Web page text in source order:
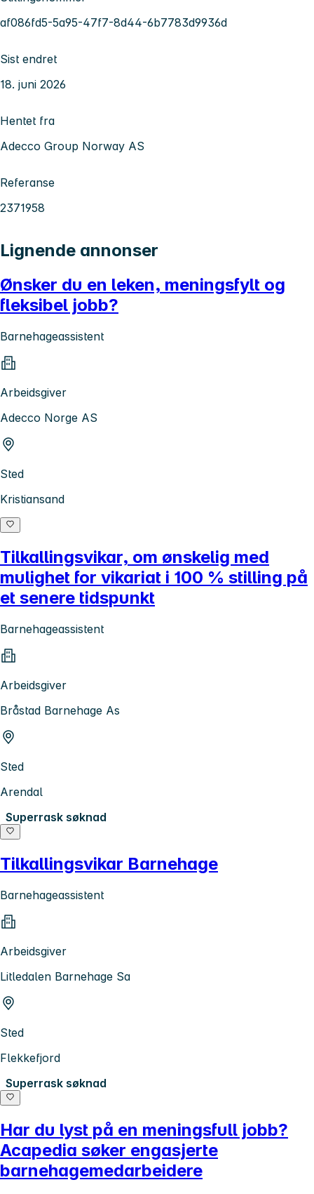
af086fd5-5a95-47f7-8d44-6b7783d9936d
Sist endret
18. juni 2026
Hentet fra
Adecco Group Norway AS
Referanse
2371958
Lignende annonser
Ønsker du en leken, meningsfylt og
fleksibel jobb?
Barnehageassistent
Arbeidsgiver
Adecco Norge AS
Sted
Kristiansand
Tilkallingsvikar, om ønskelig med
mulighet for vikariat i 100 % stilling på
et senere tidspunkt
Barnehageassistent
Arbeidsgiver
Bråstad Barnehage As
Sted
Arendal
Superrask søknad
Tilkallingsvikar Barnehage
Barnehageassistent
Arbeidsgiver
Litledalen Barnehage Sa
Sted
Flekkefjord
Superrask søknad
Har du lyst på en meningsfull jobb?
Acapedia søker engasjerte
barnehagemedarbeidere